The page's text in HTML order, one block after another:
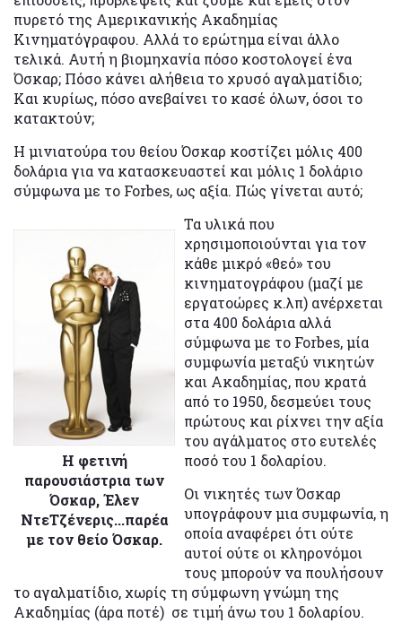
πυρετό της Αμερικανικής Ακαδημίας
Κινηματόγραφου. Αλλά το ερώτημα είναι άλλο
τελικά. Αυτή η βιομηχανία πόσο κοστολογεί ένα
Όσκαρ; Πόσο κάνει αλήθεια το χρυσό αγαλματίδιο;
Και κυρίως, πόσο ανεβαίνει το κασέ όλων, όσοι το
κατακτούν;
Η μινιατούρα του θείου Όσκαρ κοστίζει μόλις 400
δολάρια για να κατασκευαστεί και μόλις 1 δολάριο
σύμφωνα με το Forbes, ως αξία. Πώς γίνεται αυτό;
Η φετινή
παρουσιάστρια των
Όσκαρ, Έλεν
ΝτεΤζένερις...παρέα
με τον θείο Όσκαρ.
Τα υλικά που
χρησιμοποιούνται για τον
κάθε μικρό «θεό» του
κινηματογράφου (μαζί με
εργατοώρες κ.λπ) ανέρχεται
στα 400 δολάρια αλλά
σύμφωνα με το Forbes, μία
συμφωνία μεταξύ νικητών
και Ακαδημίας, που κρατά
από το 1950, δεσμεύει τους
πρώτους και ρίχνει την αξία
του αγάλματος στο ευτελές
ποσό του 1 δολαρίου.
Οι νικητές των Όσκαρ
υπογράφουν μια συμφωνία, η
οποία αναφέρει ότι ούτε
αυτοί ούτε οι κληρονόμοι
τους μπορούν να πουλήσουν
το αγαλματίδιο, χωρίς τη σύμφωνη γνώμη της
Ακαδημίας (άρα ποτέ) σε τιμή άνω του 1 δολαρίου.